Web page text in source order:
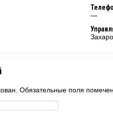
—
Обязательные поля